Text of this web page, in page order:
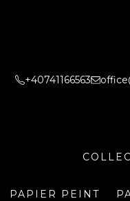
+40741166563
PAPIER PEINT